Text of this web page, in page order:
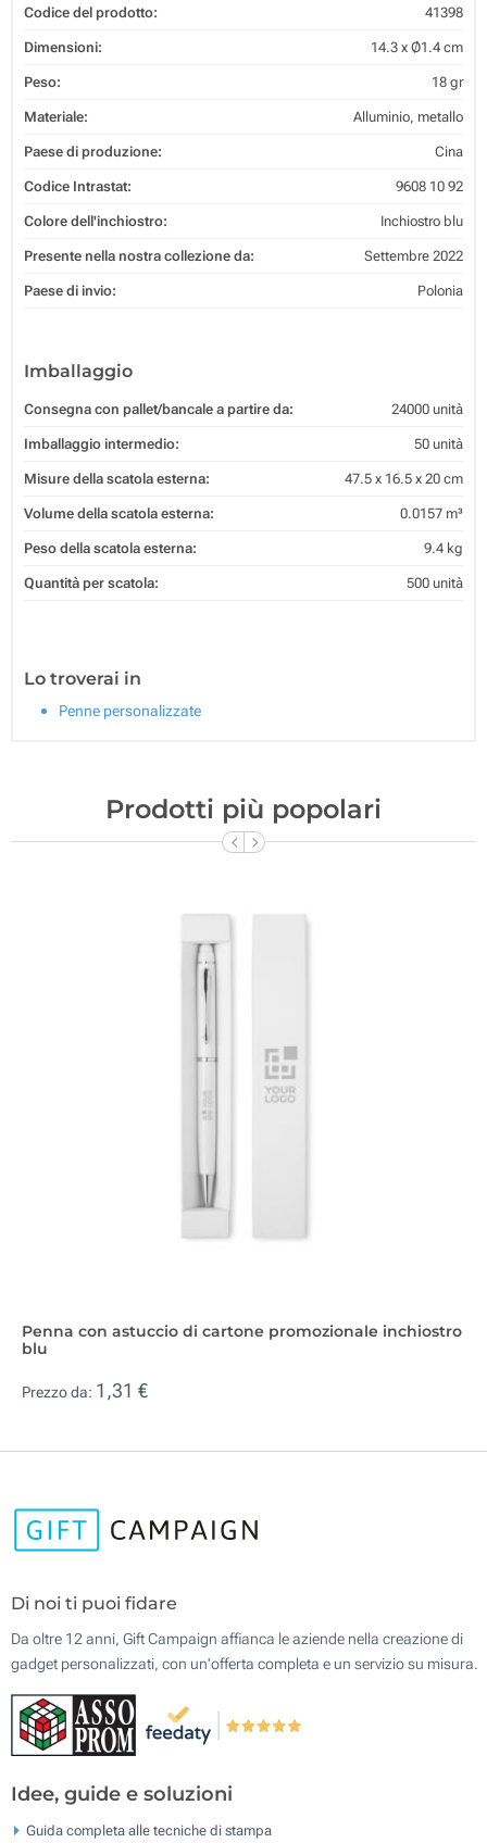
Codice del prodotto: 41398
Dimensioni: 14.3 x Ø1.4 cm
Peso: 18 gr
Materiale: Alluminio, metallo
Paese di produzione: Cina
Codice Intrastat: 9608 10 92
Colore dell'inchiostro: Inchiostro blu
Presente nella nostra collezione da: Settembre 2022
Paese di invio: Polonia
Imballaggio
Consegna con pallet/bancale a partire da: 24000 unità
Imballaggio intermedio: 50 unità
Misure della scatola esterna: 47.5 x 16.5 x 20 cm
Volume della scatola esterna: 0.0157 m³
Peso della scatola esterna: 9.4 kg
Quantità per scatola: 500 unità
Lo troverai in
Penne personalizzate
Prodotti più popolari
Penna con astuccio di cartone promozionale inchiostro
blu
Prezzo da: 1,31 €
Di noi ti puoi fidare
Da oltre 12 anni, Gift Campaign affianca le aziende nella creazione di
gadget personalizzati, con un'offerta completa e un servizio su misura.
Idee, guide e soluzioni
Guida completa alle tecniche di stampa